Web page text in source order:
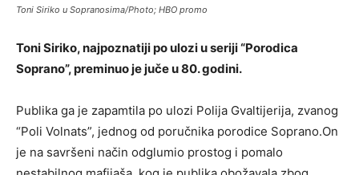
Toni Siriko u Sopranosima/Photo; HBO promo
Toni Siriko, najpoznatiji po ulozi u seriji “Porodica
Soprano”, preminuo je juče u 80. godini.
Publika ga je zapamtila po ulozi Polija Gvaltijerija, zvanog
“Poli Volnats”, jednog od poručnika porodice Soprano.On
je na savršeni način odglumio prostog i pomalo